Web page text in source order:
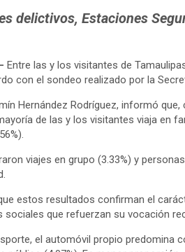
delictivos, Estaciones
Entre las y los visitantes de
con el sondeo realizado por la
Hernández Rodríguez, informó
de las y los visitantes viaja en
viajes en grupo (3.33%) y
estos resultados confirman el
sociales que refuerzan su vocación
el automóvil propio predomina